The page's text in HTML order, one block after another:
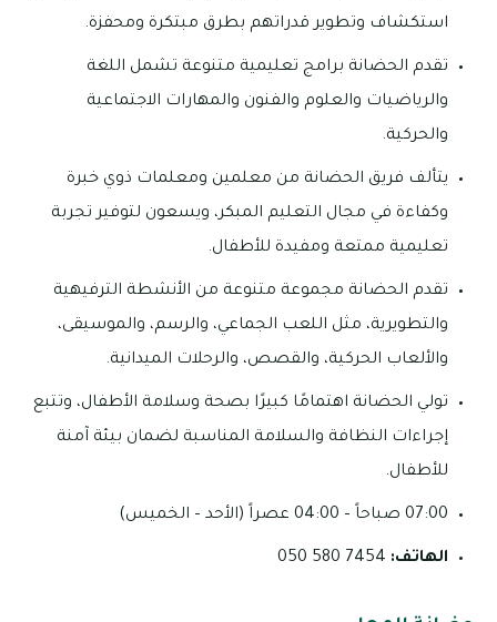
استكشاف وتطوير قدراتهم بطرق مبتكرة ومحفزة.
تقدم الحضانة برامج تعليمية متنوعة تشمل اللغة
والرياضيات والعلوم والفنون والمهارات الاجتماعية
والحركية.
يتألف فريق الحضانة من معلمين ومعلمات ذوي خبرة
وكفاءة في مجال التعليم المبكر، ويسعون لتوفير تجربة
تعليمية ممتعة ومفيدة للأطفال.
تقدم الحضانة مجموعة متنوعة من الأنشطة الترفيهية
والتطويرية، مثل اللعب الجماعي، والرسم، والموسيقى،
والألعاب الحركية، والقصص، والرحلات الميدانية.
تولي الحضانة اهتمامًا كبيرًا بصحة وسلامة الأطفال، وتتبع
إجراءات النظافة والسلامة المناسبة لضمان بيئة آمنة
للأطفال.
07:00 صباحاً – 04:00 عصراً (الأحد – الخميس)
الهاتف: